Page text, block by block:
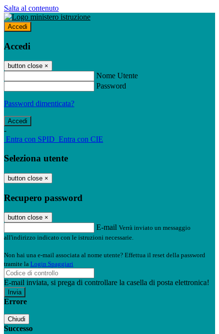
Salta al contenuto
Accedi
Accedi
button close ×
Nome Utente
Password
Password dimenticata?
-
Entra con SPID Entra con CIE
Seleziona utente
button close ×
Recupero password
button close ×
E-mail Verrà inviato un messaggio
all'indirizzo indicato con le istruzioni necessarie.
Non hai una e-mail associata al nome utente? Effettua il reset della password
tramite la Login Spaggiari
E-mail inviata, si prega di controllare la casella di posta elettronica!
Errore
Chiudi
Successo